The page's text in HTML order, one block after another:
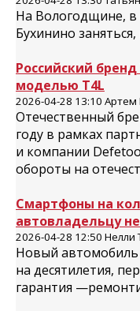
На Вологодщине, в
Бухинино
Российский
моделью T4L
2026-04-28 13:10 Артем
Отечественный
году в рамках
и компании
обороты на
Смартфоны на
автовладельцу
2026-04-28 12:50 Нелли
Новый
на десятилетия,
гарантия